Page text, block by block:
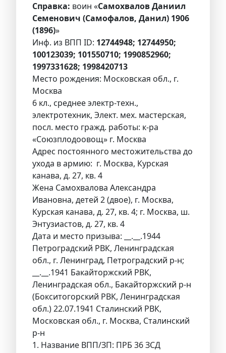
Справка: воин «Самохвалов Даниил
Семенович (Самофалов, Данил) 1906
(1896)»
Инф. из ВПП ID: 12744948; 12744950;
100123039; 101550710; 1990852960;
1997331628; 1998420713
Место рождения: Московская обл., г.
Москва
6 кл., среднее электр-техн.,
электротехник, Элект. мех. мастерская,
посл. место гражд. работы: к-ра
«Союзплодоовощ» г. Москва
Адрес постоянного местожительства до
ухода в армию: г. Москва, Курская
канава, д. 27, кв. 4
Жена Самохвалова Александра
Ивановна, детей 2 (двое), г. Москва,
Курская канава, д. 27, кв. 4; г. Москва, ш.
Энтузиастов, д. 27, кв. 4
Дата и место призыва: __.__.1944
Петроградский РВК, Ленинградская
обл., г. Ленинград, Петроградский р-н;
__.__.1941 Бакайторжский РВК,
Ленинградская обл., Бакайторжский р-н
(Бокситогорский РВК, Ленинградская
обл.) 22.07.1941 Сталинский РВК,
Московская обл., г. Москва, Сталинский
р-н
1. Название ВПП/ЗП: ПРБ 36 ЗСД